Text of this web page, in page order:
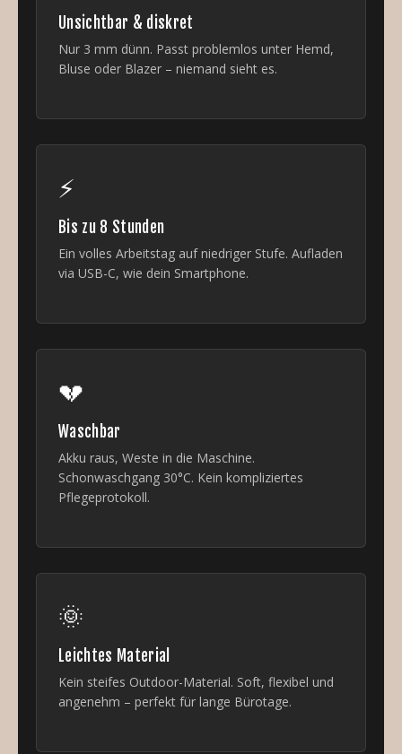
Unsichtbar & diskret
Nur 3 mm dünn. Passt problemlos unter Hemd,
Bluse oder Blazer – niemand sieht es.
⚡
Bis zu 8 Stunden
Ein volles Arbeitstag auf niedriger Stufe. Aufladen
via USB-C, wie dein Smartphone.
💔
Waschbar
Akku raus, Weste in die Maschine.
Schonwaschgang 30°C. Kein kompliziertes
Pflegeprotokoll.
🌞
Leichtes Material
Kein steifes Outdoor-Material. Soft, flexibel und
angenehm – perfekt für lange Bürotage.